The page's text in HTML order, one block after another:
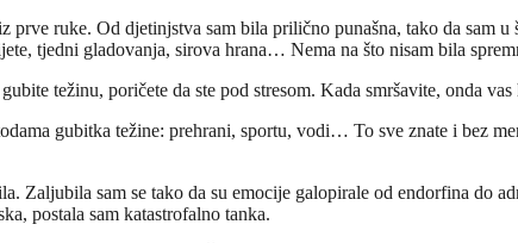
prve ruke. Od djetinjstva sam bila prilično punašna, tako da
tjedni gladovanja, sirova hrana… Nema na što nisam bila
težinu, poričete da ste pod stresom. Kada smršavite, onda
gubitka težine: prehrani, sportu, vodi… To sve znate i bez
Zaljubila sam se tako da su emocije galopirale od endorfina
postala sam katastrofalno tanka.